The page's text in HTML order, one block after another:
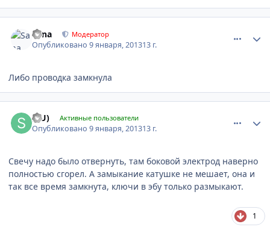
Sana Модератор
Опубликовано9 января, 201313 г.
Либо проводка замкнула
(SU) Активные пользователи
Опубликовано9 января, 201313 г.
Свечу надо было отвернуть, там боковой электрод наверно
полностью сгорел. А замыкание катушке не мешает, она и
так все время замкнута, ключи в эбу только размыкают.
1